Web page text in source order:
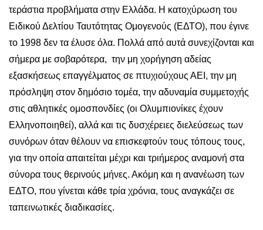
τεράστια προβλήματα στην Ελλάδα. Η κατοχύρωση του
Ειδικού Δελτίου Ταυτότητας Ομογενούς (ΕΔΤΟ), που έγινε
το 1998 δεν τα έλυσε όλα. Πολλά από αυτά συνεχίζονται και
σήμερα με σοβαρότερα, την μη χορήγηση αδείας
εξασκήσεως επαγγέλματος σε πτυχιούχους ΑΕΙ, την μη
πρόσληψη στον δημόσιο τομέα, την αδυναμία συμμετοχής
στις αθλητικές ομοσπονδίες (οι Ολυμπιονίκες έχουν
Ελληνοποιηθεί), αλλά και τις δυσχέρειες διελεύσεως των
συνόρων όταν θέλουν να επισκεφτούν τους τόπους τους,
για την οποία απαιτείται μέχρι και τριήμερος αναμονή στα
σύνορα τους θερινούς μήνες. Ακόμη και η ανανέωση των
ΕΔΤΟ, που γίνεται κάθε τρία χρόνια, τους αναγκάζει σε
ταπεινωτικές διαδικασίες.